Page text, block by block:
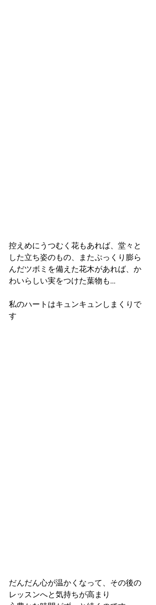
控えめにうつむく花もあれば、堂々と
した立ち姿のもの、またぷっくり膨ら
んだツボミを備えた花木があれば、か
わいらしい実をつけた葉物も…
私のハートはキュンキュンしまくりで
す
だんだん心が温かくなって、その後の
レッスンへと気持ちが高まり